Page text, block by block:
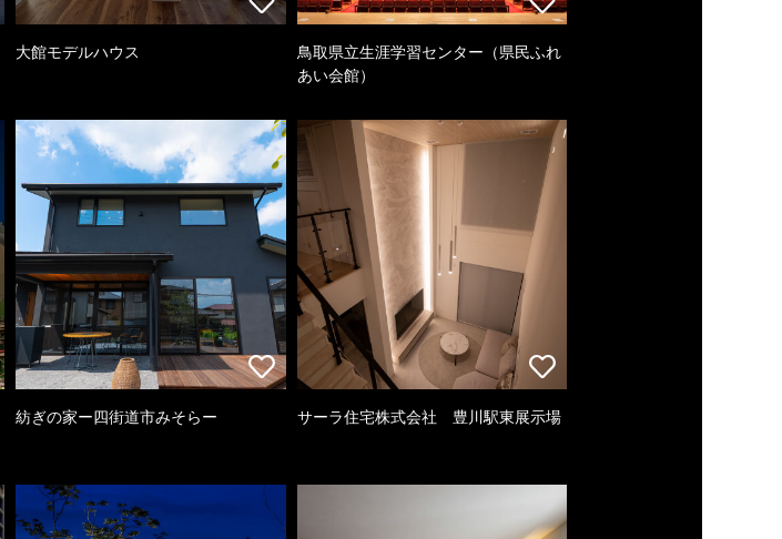
大館モデルハウス
鳥取県立生涯学習センター（県民ふれ
あい会館）
紡ぎの家ー四街道市みそらー サーラ住宅株式会社 豊川駅東展示場